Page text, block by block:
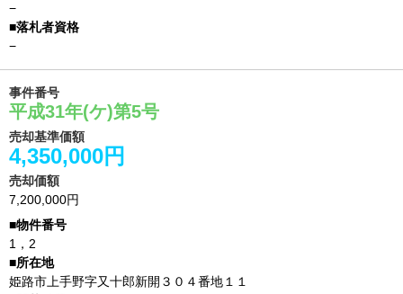
−
−
事件番号
平成31年(ケ)第5号
売却基準価額
4,350,000円
売却価額
7,200,000円
1，2
姫路市上手野字又十郎新開３０４番地１１